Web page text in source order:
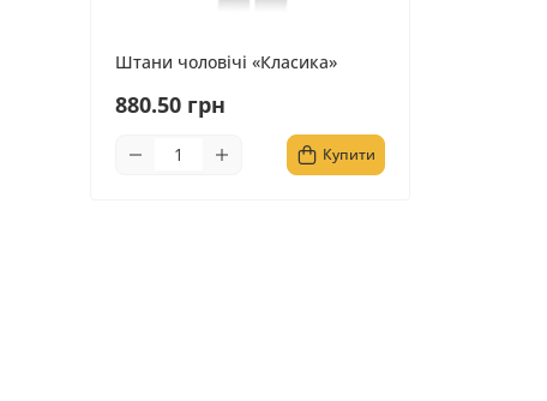
Штани чоловічі «Класика»
880.50 грн
Купити